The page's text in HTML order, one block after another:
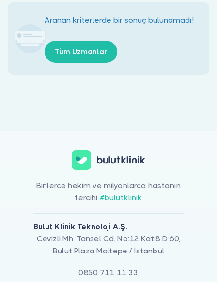
Hastalar için
Doktorlar için
Aranan kriterlerde bir sonuç bulunamadı!
Tüm Uzmanlar
Binlerce hekim ve milyonlarca hastanın
tercihi #bulutklinik
Bulut Klinik Teknoloji A.Ş.
Cevizli Mh. Tansel Cd. No:12 Kat:8 D:60,
Bulut Plaza Maltepe / İstanbul
0850 711 11 33